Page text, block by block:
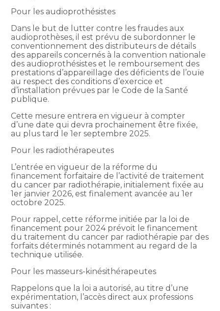
Pour les audioprothésistes
Dans le but de lutter contre les fraudes aux
audioprothèses, il est prévu de subordonner le
conventionnement des distributeurs de détails
des appareils concernés à la convention nationale
des audioprothésistes et le remboursement des
prestations d’appareillage des déficients de l’ouïe
au respect des conditions d’exercice et
d’installation prévues par le Code de la Santé
publique.
Cette mesure entrera en vigueur à compter
d’une date qui devra prochainement être fixée,
au plus tard le 1er septembre 2025.
Pour les radiothérapeutes
L’entrée en vigueur de la réforme du
financement forfaitaire de l’activité de traitement
du cancer par radiothérapie, initialement fixée au
1er janvier 2026, est finalement avancée au 1er
octobre 2025.
Pour rappel, cette réforme initiée par la loi de
financement pour 2024 prévoit le financement
du traitement du cancer par radiothérapie par des
forfaits déterminés notamment au regard de la
technique utilisée.
Pour les masseurs-kinésithérapeutes
Rappelons que la loi a autorisé, au titre d’une
expérimentation, l’accès direct aux professions
suivantes :